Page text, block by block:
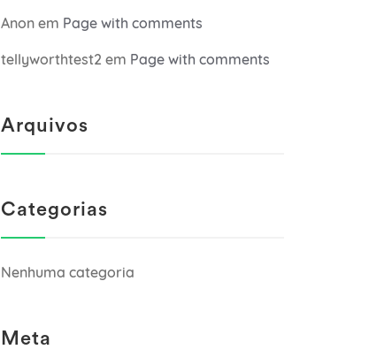
Anon em Page with comments
tellyworthtest2 em Page with comments
Arquivos
Categorias
Nenhuma categoria
Meta